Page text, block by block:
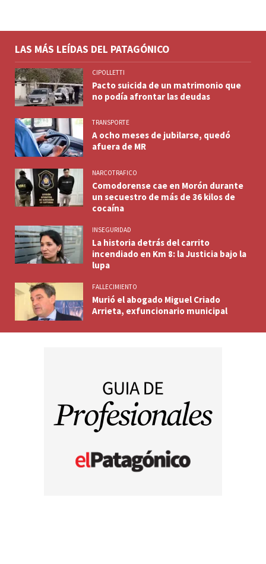
LAS MÁS LEÍDAS DEL PATAGÓNICO
CIPOLLETTI
Pacto suicida de un matrimonio que
no podía afrontar las deudas
TRANSPORTE
A ocho meses de jubilarse, quedó
afuera de MR
NARCOTRAFICO
Comodorense cae en Morón durante
un secuestro de más de 36 kilos de
cocaína
INSEGURIDAD
La historia detrás del carrito
incendiado en Km 8: la Justicia bajo la
lupa
FALLECIMIENTO
Murió el abogado Miguel Criado
Arrieta, exfuncionario municipal